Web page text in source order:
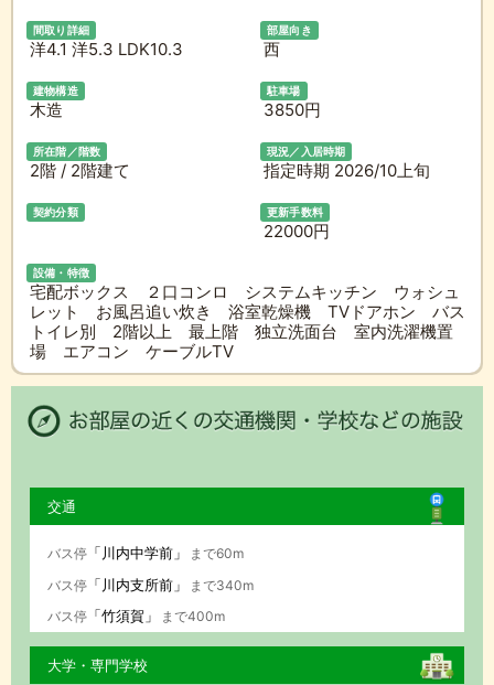
間取り詳細
洋4.1 洋5.3 LDK10.3
部屋向き
西
建物構造
木造
駐車場
3850円
所在階／階数
2階 / 2階建て
現況／入居時期
指定時期 2026/10上旬
契約分類 更新手数料
22000円
設備・特徴
宅配ボックス ２口コンロ システムキッチン ウォシュ
レット お風呂追い炊き 浴室乾燥機 TVドアホン バス
トイレ別 2階以上 最上階 独立洗面台 室内洗濯機置
場 エアコン ケーブルTV
交通
バス停「川内中学前」
まで60m
バス停「川内支所前」
まで340m
バス停「竹須賀」 まで400m
大学・専門学校